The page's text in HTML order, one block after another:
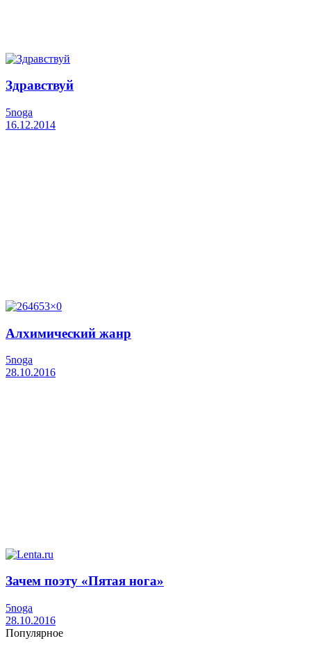
Здравствуй
5noga
16.12.2014
Алхимический жанр
5noga
28.10.2016
Зачем поэту «Пятая нога»
5noga
28.10.2016
Популярное